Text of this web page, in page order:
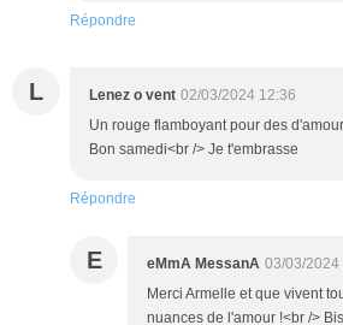
Répondre
L Lenez o vent 02/03/2024 12:36
Un rouge flamboyant pour des
Bon samedi<br /> Je t'embrasse
Répondre
E eMmA MessanA 03/03/2024
Merci Armelle et que vivent
nuances de l'amour !<br />